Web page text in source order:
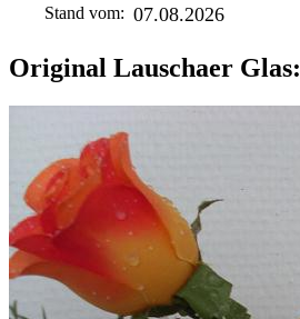
Stand vom: 07.08.2026
Original Lauschaer Glas: